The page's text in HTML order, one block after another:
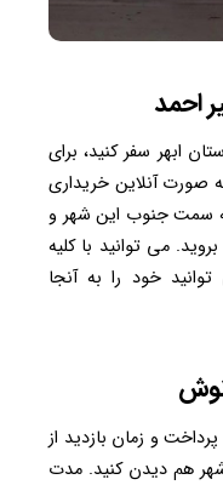
احمد
ابهر سفر کنید، برای
صورت آنلاین خریداری
سمت جنوب این شهر و
پیر بروید. می توانید با کلیه
خود را به آنجا
و زمان بازدید از
هم دیدن کنید. مدت